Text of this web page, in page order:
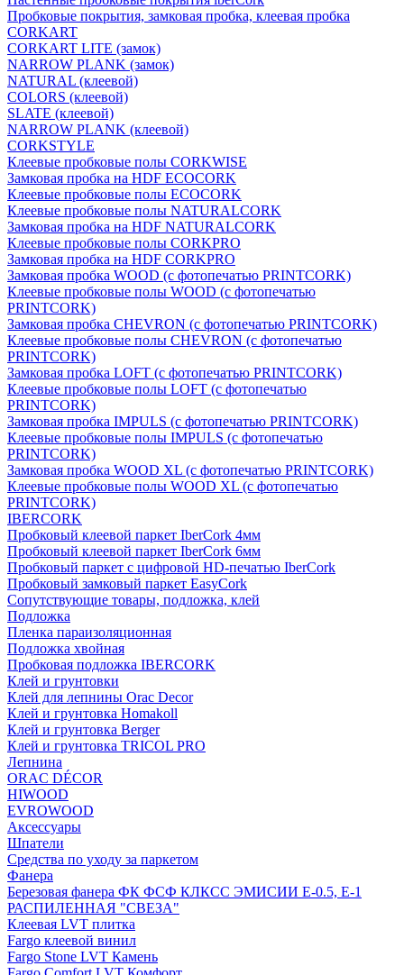
Пробковые покрытия, замковая пробка, клеевая пробка
CORKART
CORKART LITE (замок)
NARROW PLANK (замок)
NATURAL (клеевой)
COLORS (клеевой)
SLATE (клеевой)
NARROW PLANK (клеевой)
CORKSTYLE
Клеевые пробковые полы CORKWISE
Замковая пробка на HDF ECOCORK
Клеевые пробковые полы ECOCORK
Клеевые пробковые полы NATURALCORK
Замковая пробка на HDF NATURALCORK
Клеевые пробковые полы CORKPRO
Замковая пробка на HDF CORKPRO
Замковая пробка WOOD (с фотопечатью PRINTCORK)
Клеевые пробковые полы WOOD (с фотопечатью
PRINTCORK)
Замковая пробка CHEVRON (с фотопечатью PRINTCORK)
Клеевые пробковые полы CHEVRON (с фотопечатью
PRINTCORK)
Замковая пробка LOFT (с фотопечатью PRINTCORK)
Клеевые пробковые полы LOFT (с фотопечатью
PRINTCORK)
Замковая пробка IMPULS (с фотопечатью PRINTCORK)
Клеевые пробковые полы IMPULS (с фотопечатью
PRINTCORK)
Замковая пробка WOOD XL (с фотопечатью PRINTCORK)
Клеевые пробковые полы WOOD XL (с фотопечатью
PRINTCORK)
IBERCORK
Пробковый клеевой паркет IberCork 4мм
Пробковый клеевой паркет IberCork 6мм
Пробковый паркет с цифровой HD-печатью IberCork
Пробковый замковый паркет EasyCork
Сопутствующие товары, подложка, клей
Подложка
Пленка параизоляционная
Подложка хвойная
Пробковая подложка IBERCORK
Клей и грунтовки
Клей для лепнины Orac Decor
Клей и грунтовка Homakoll
Клей и грунтовка Berger
Клей и грунтовка TRICOL PRO
Лепнина
ORAC DÉCOR
HIWOOD
EVROWOOD
Аксессуары
Шпатели
Средства по уходу за паркетом
Фанера
Березовая фанера ФК ФСФ КЛКСС ЭМИСИИ Е-0.5, Е-1
РАСПИЛЕННАЯ "СВЕЗА"
Клеевая LVT плитка
Fargo клеевой винил
Fargo Stone LVT Камень